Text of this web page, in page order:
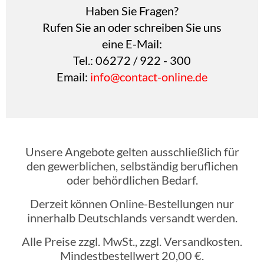
Haben Sie Fragen?
Rufen Sie an oder schreiben Sie uns
eine E-Mail:
Tel.: 06272 / 922 - 300
Email: info@contact-online.de
Unsere Angebote gelten ausschließlich für
den gewerblichen, selbständig beruflichen
oder behördlichen Bedarf.
Derzeit können Online-Bestellungen nur
innerhalb Deutschlands versandt werden.
Alle Preise zzgl. MwSt., zzgl. Versandkosten.
Mindestbestellwert 20,00 €.